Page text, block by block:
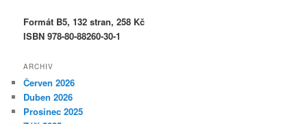
Formát B5, 132 stran, 258 Kč
ISBN 978-80-88260-30-1
ARCHIV
Červen 2026
Duben 2026
Prosinec 2025